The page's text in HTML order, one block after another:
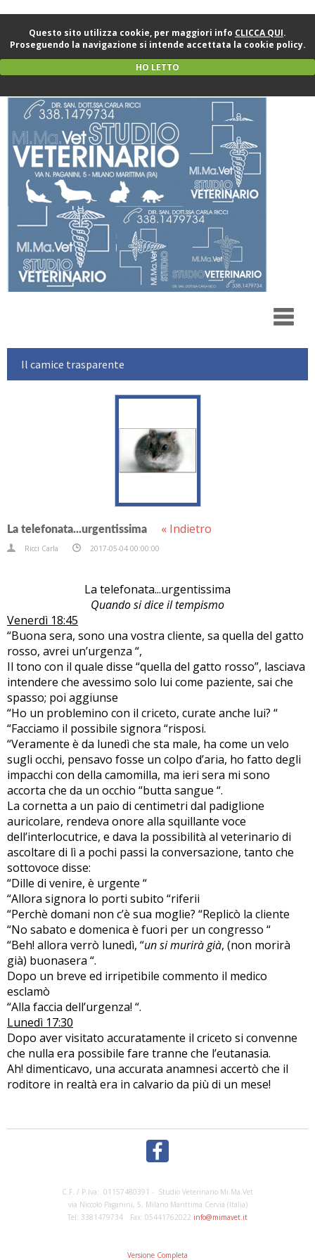
Questo sito utilizza cookie, per maggiori info CLICCA QUI.
Proseguendo la navigazione si intende accettata la cookie policy.
HO LETTO
Il camice trasparente
La telefonata...urgentissima « Indietro
Ricci Carla 2017-05-04 00:00:00
La telefonata...urgentissima
Quando si dice il tempismo
Venerdì 18:45
“Buona sera, sono una vostra cliente, sa quella del gatto
rosso, avrei un’urgenza “,
Il tono con il quale disse “quella del gatto rosso”, lasciava
intendere che avessimo solo lui come paziente, sai che
spasso; poi aggiunse
“Ho un problemino con il criceto, curate anche lui? “
“Facciamo il possibile signora “risposi.
“Veramente è da lunedì che sta male, ha come un velo
sugli occhi, pensavo fosse un colpo d’aria, ho fatto degli
impacchi con della camomilla, ma ieri sera mi sono
accorta che da un occhio “butta sangue “.
La cornetta a un paio di centimetri dal padiglione
auricolare, rendeva onore alla squillante voce
dell’interlocutrice, e dava la possibilità al veterinario di
ascoltare di lì a pochi passi la conversazione, tanto che
sottovoce disse:
“Dille di venire, è urgente “
“Allora signora lo porti subito “riferii
“Perchè domani non c’è sua moglie? “Replicò la cliente
“No sabato e domenica è fuori per un congresso “
“Beh! allora verrò lunedì, “un si murirà già, (non morirà
già) buonasera “.
Dopo un breve ed irripetibile commento il medico
esclamò
“Alla faccia dell’urgenza! “.
Lunedì 17:30
Dopo aver visitato accuratamente il criceto si convenne
che nulla era possibile fare tranne che l’eutanasia.
Ah! dimenticavo, una accurata anamnesi accertò che il
roditore in realtà era in calvario da più di un mese!
C.F. / P.Iva: 01157480391 - Studio Veterinario Mi.Ma.Vet
via Niccolò Paganini, 5, Milano Marittima Cervia (Italia)
Tel: 3381479734 Fax: 05441762022 info@mimavet.it
Versione Completa